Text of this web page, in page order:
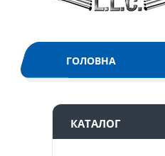
ГОЛОВНА
КАТАЛОГ